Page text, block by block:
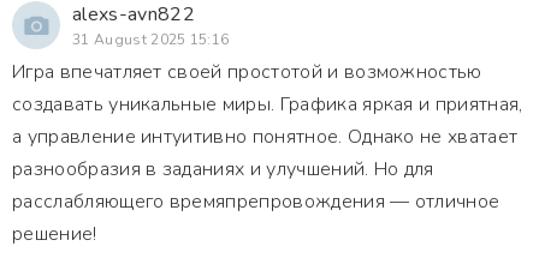
alexs-avn822
31 August 2025 15:16
Игра впечатляет своей простотой и возможностью
создавать уникальные миры. Графика яркая и приятная,
а управление интуитивно понятное. Однако не хватает
разнообразия в заданиях и улучшений. Но для
расслабляющего времяпрепровождения — отличное
решение!